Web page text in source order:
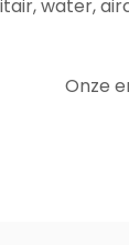
water,
Onze